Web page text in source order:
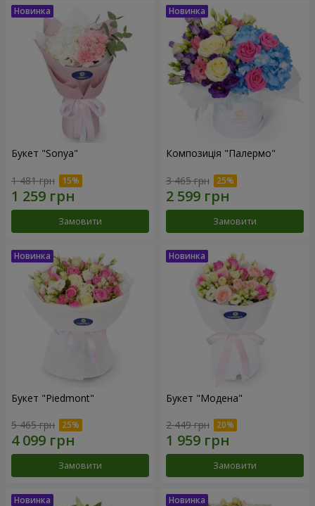
Букет "Sonya"
1 481 грн
Замовити
Композиція "Палермо"
3 465 грн
Замовити
Букет "Piedmont"
5 465 грн
Замовити
Букет "Модена"
2 449 грн
Замовити